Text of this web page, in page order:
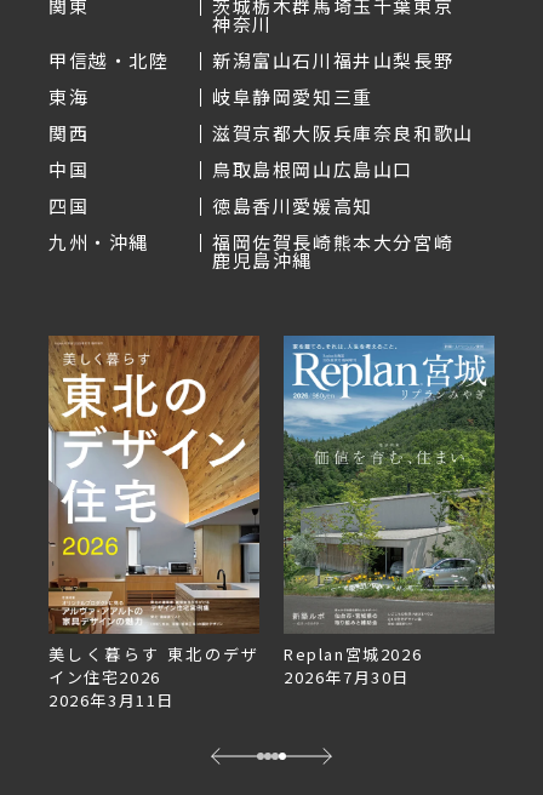
神奈川
甲信越・北陸
新潟富山石川福井山梨長野
東海
岐阜静岡愛知三重
関西
滋賀京都大阪兵庫奈良和歌山
中国
鳥取島根岡山広島山口
四国
徳島香川愛媛高知
九州・沖縄
福岡佐賀長崎熊本大分宮崎
鹿児島沖縄
美しく暮らす 東北のデザ
イン住宅2026
2026年3月11日
Replan宮城2026
2026年7月30日